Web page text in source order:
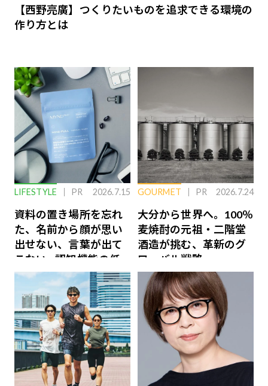
【西野亮廣】つくりたいものを追求できる環境の
作り方とは
LIFESTYLE PR 2026.7.15
資料の置き場所を忘れ
た、名前から顔が思い
出せない、言葉が出て
こない…認知機能の低
下を救う、脳のインナ
ーケアとは
GOURMET PR 2026.7.24
大分から世界へ。100％
麦焼酎の元祖・二階堂
酒造が挑む、革新のグ
ローバル戦略